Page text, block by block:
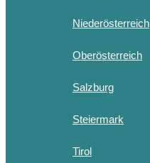
Niederösterreich
Oberösterreich
Salzburg
Steiermark
Tirol